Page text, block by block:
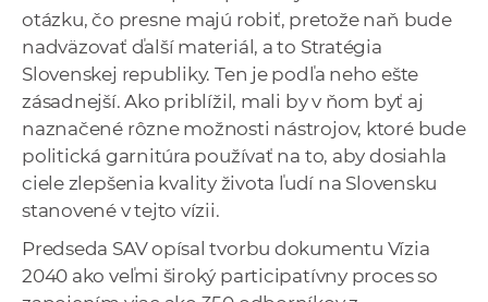
otázku, čo presne majú robiť, pretože naň bude
nadväzovať ďalší materiál, a to Stratégia
Slovenskej republiky. Ten je podľa neho ešte
zásadnejší. Ako priblížil, mali by v ňom byť aj
naznačené rôzne možnosti nástrojov, ktoré bude
politická garnitúra používať na to, aby dosiahla
ciele zlepšenia kvality života ľudí na Slovensku
stanovené v tejto vízii.
Predseda SAV opísal tvorbu dokumentu Vízia
2040 ako veľmi široký participatívny proces so